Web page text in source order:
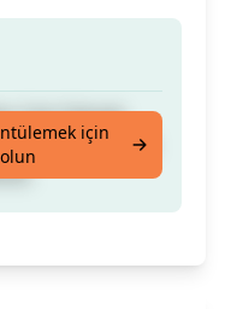
Çok Yüksek
Google İçerik
için